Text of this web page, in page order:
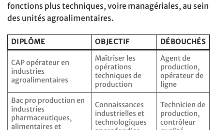
fonctions plus techniques, voire managériales, au sein
des unités agroalimentaires.
DIPLÔME OBJECTIF DÉBOUCHÉS
CAP opérateur en
industries
agroalimentaires
Maîtriser les
opérations
techniques de
production
Agent de
production,
opérateur de
ligne
Bac pro production en
industries
pharmaceutiques,
alimentaires et
Connaissances
industrielles et
technologiques
Technicien de
production,
contrôleur